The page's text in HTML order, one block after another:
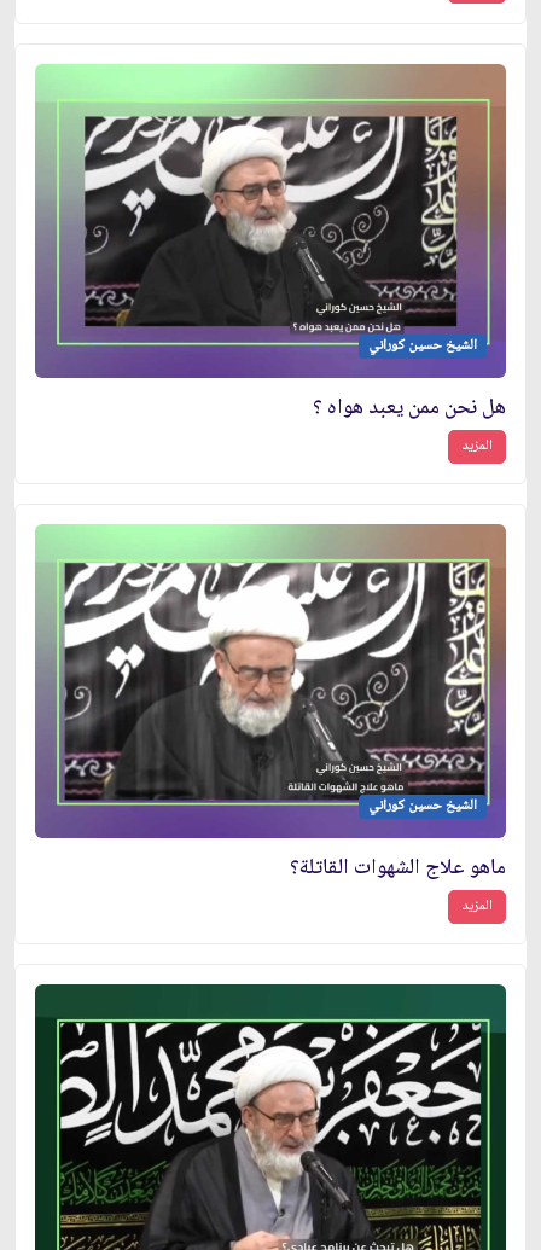
الشيخ حسين كوراني
هل نحن ممن يعبد هواه ؟
المزيد
الشيخ حسين كوراني
ماهو علاج الشهوات القاتلة؟
المزيد